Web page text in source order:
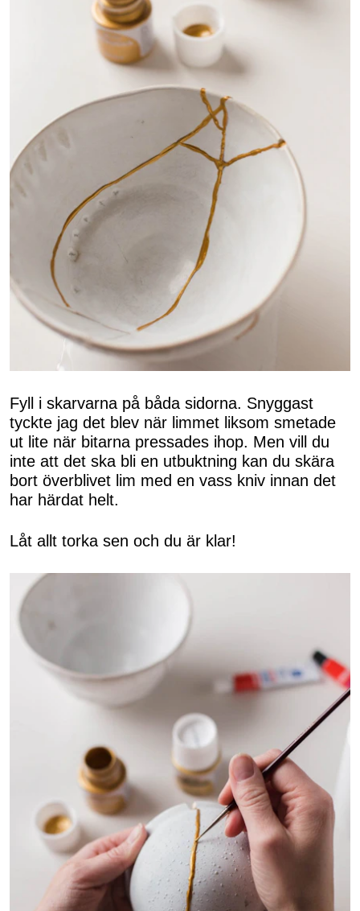
Fyll i skarvarna på båda sidorna. Snyggast
tyckte jag det blev när limmet liksom smetade
ut lite när bitarna pressades ihop. Men vill du
inte att det ska bli en utbuktning kan du skära
bort överblivet lim med en vass kniv innan det
har härdat helt.
Låt allt torka sen och du är klar!